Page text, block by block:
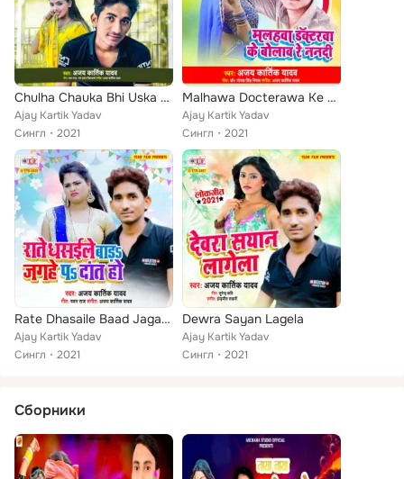
Chulha Chauka Bhi Uska Karna Hain
Ajay Kartik Yadav
Сингл
2021
Malhawa Docterawa Ke Bolaw Re Nandi
Ajay Kartik Yadav
Сингл
2021
Rate Dhasaile Baad Jagahe Pa Dant Ho
Ajay Kartik Yadav
Сингл
2021
Dewra Sayan Lagela
Ajay Kartik Yadav
Сингл
2021
Сборники